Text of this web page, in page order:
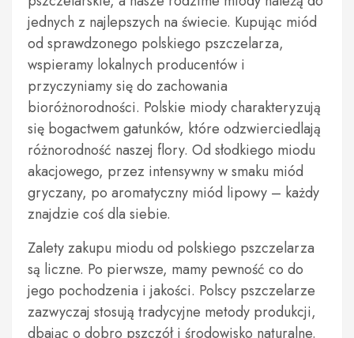
jednych z najlepszych na świecie. Kupując miód
od sprawdzonego polskiego pszczelarza,
wspieramy lokalnych producentów i
przyczyniamy się do zachowania
bioróżnorodności. Polskie miody charakteryzują
się bogactwem gatunków, które odzwierciedlają
różnorodność naszej flory. Od słodkiego miodu
akacjowego, przez intensywny w smaku miód
gryczany, po aromatyczny miód lipowy – każdy
znajdzie coś dla siebie.
Zalety zakupu miodu od polskiego pszczelarza
są liczne. Po pierwsze, mamy pewność co do
jego pochodzenia i jakości. Polscy pszczelarze
zazwyczaj stosują tradycyjne metody produkcji,
dbając o dobro pszczół i środowisko naturalne.